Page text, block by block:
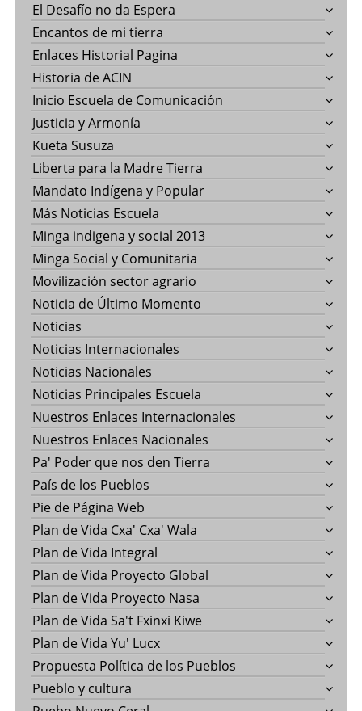
El Desafío no da Espera
Encantos de mi tierra
Enlaces Historial Pagina
Historia de ACIN
Inicio Escuela de Comunicación
Justicia y Armonía
Kueta Susuza
Liberta para la Madre Tierra
Mandato Indígena y Popular
Más Noticias Escuela
Minga indigena y social 2013
Minga Social y Comunitaria
Movilización sector agrario
Noticia de Último Momento
Noticias
Noticias Internacionales
Noticias Nacionales
Noticias Principales Escuela
Nuestros Enlaces Internacionales
Nuestros Enlaces Nacionales
Pa' Poder que nos den Tierra
País de los Pueblos
Pie de Página Web
Plan de Vida Cxa' Cxa' Wala
Plan de Vida Integral
Plan de Vida Proyecto Global
Plan de Vida Proyecto Nasa
Plan de Vida Sa't Fxinxi Kiwe
Plan de Vida Yu' Lucx
Propuesta Política de los Pueblos
Pueblo y cultura